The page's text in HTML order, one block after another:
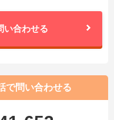
い合わせる
で問い合わせる